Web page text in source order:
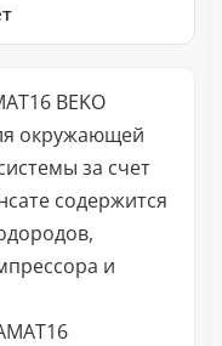
BEKO
окружающей
за счет
содержится
и